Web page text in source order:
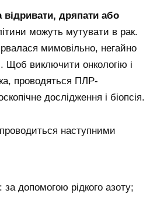
дряпати або
можуть мутувати в рак.
мимовільно, негайно
Щоб виключити онкологію і
проводяться ПЛР-
дослідження і біопсія.
наступними
: за допомогою рідкого азоту;